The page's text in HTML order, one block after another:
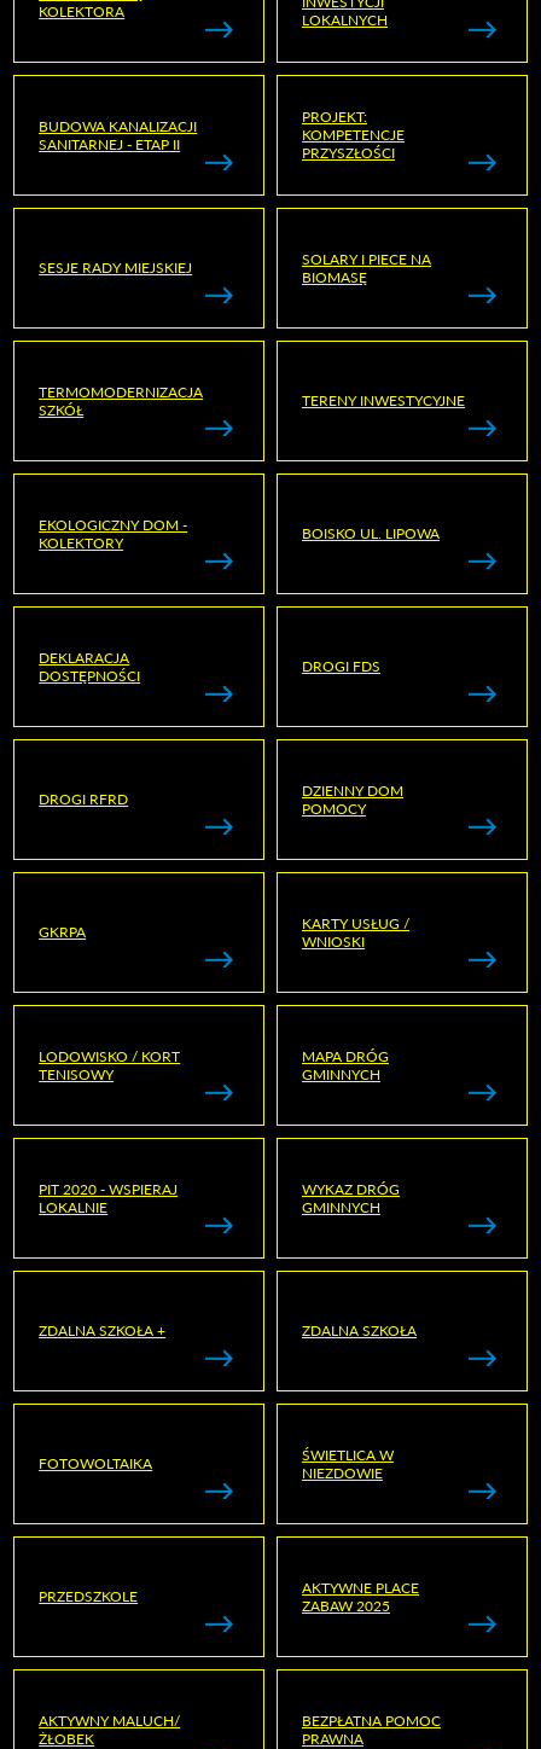
KOLEKTORA
LOKALNYCH
BUDOWA KANALIZACJI
SANITARNEJ - ETAP II
PROJEKT:
KOMPETENCJE
PRZYSZŁOŚCI
SESJE RADY MIEJSKIEJ
SOLARY I PIECE NA
BIOMASĘ
TERMOMODERNIZACJA
SZKÓŁ
TERENY INWESTYCYJNE
EKOLOGICZNY DOM -
KOLEKTORY
BOISKO UL. LIPOWA
DEKLARACJA
DOSTĘPNOŚCI
DROGI FDS
DROGI RFRD
DZIENNY DOM
POMOCY
GKRPA
KARTY USŁUG /
WNIOSKI
LODOWISKO / KORT
TENISOWY
MAPA DRÓG
GMINNYCH
PIT 2020 - WSPIERAJ
LOKALNIE
WYKAZ DRÓG
GMINNYCH
ZDALNA SZKOŁA + ZDALNA SZKOŁA
FOTOWOLTAIKA
ŚWIETLICA W
NIEZDOWIE
PRZEDSZKOLE
AKTYWNE PLACE
ZABAW 2025
AKTYWNY MALUCH/
ŻŁOBEK
BEZPŁATNA POMOC
PRAWNA